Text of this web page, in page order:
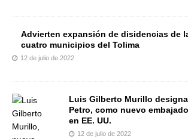
Advierten expansión de disidencias de
cuatro municipios del Tolima
12 de julio de 2022
Luis Gilberto Murillo
Petro, como nuevo
en EE. UU.
12 de julio de 2022